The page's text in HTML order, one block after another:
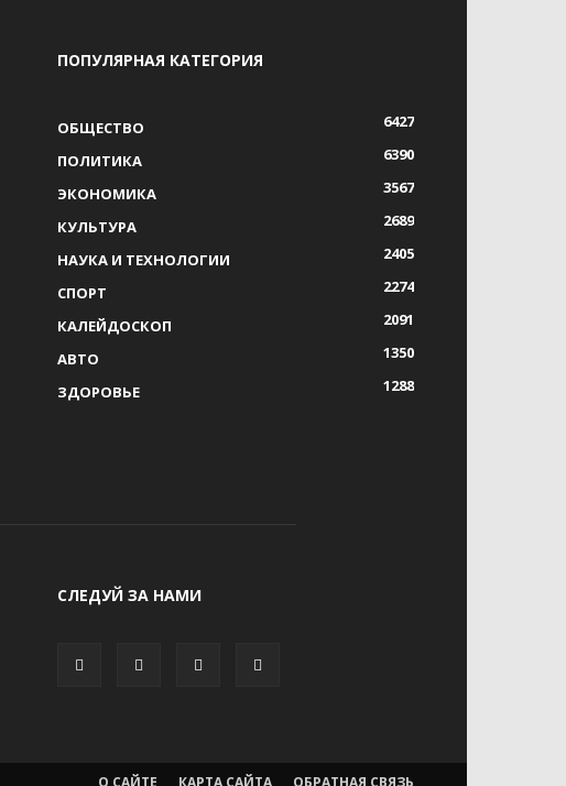
ПОПУЛЯРНАЯ КАТЕГОРИЯ
ОБЩЕСТВО
6427
ПОЛИТИКА
6390
ЭКОНОМИКА
3567
КУЛЬТУРА
2689
НАУКА И ТЕХНОЛОГИИ
2405
СПОРТ
2274
КАЛЕЙДОСКОП
2091
АВТО
1350
ЗДОРОВЬЕ
1288
СЛЕДУЙ ЗА НАМИ